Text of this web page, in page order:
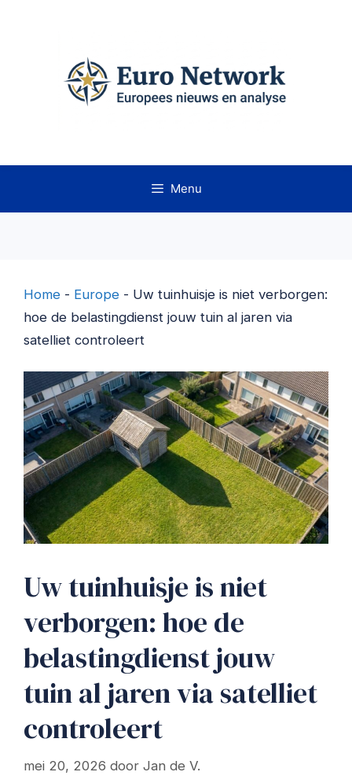
Menu
Home - Europe - Uw tuinhuisje is niet verborgen:
hoe de belastingdienst jouw tuin al jaren via
satelliet controleert
Uw tuinhuisje is niet
verborgen: hoe de
belastingdienst jouw
tuin al jaren via satelliet
controleert
mei 20, 2026 door Jan de V.